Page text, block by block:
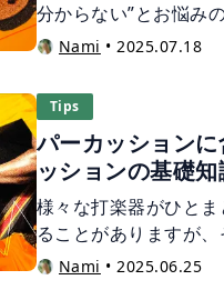
分からない”とお悩み
つてのエレキギター録
録が広まり、アンプを
いうスタイルが主流に
スピーカから大きな音
ント・レコーディング
にせず、自宅でいつ
す。 この記事では、
手順、音作りのコツ
説します。
Nami •2025.07.18
Tips
パーカッション
ッションの基礎知
様々な打楽器がひと
ることがありますが
何でしょうか？ たと
Nami •2025.06.25